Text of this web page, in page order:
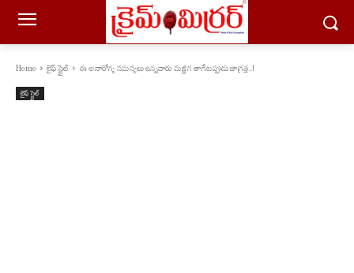
Home లైఫ్ స్టైల్ ఈ అనారోగ్య సమస్యలు ఉన్నవారు మజ్జిగ తాగేటప్పుడు జాగ్రత్త..!
లైఫ్ స్టైల్